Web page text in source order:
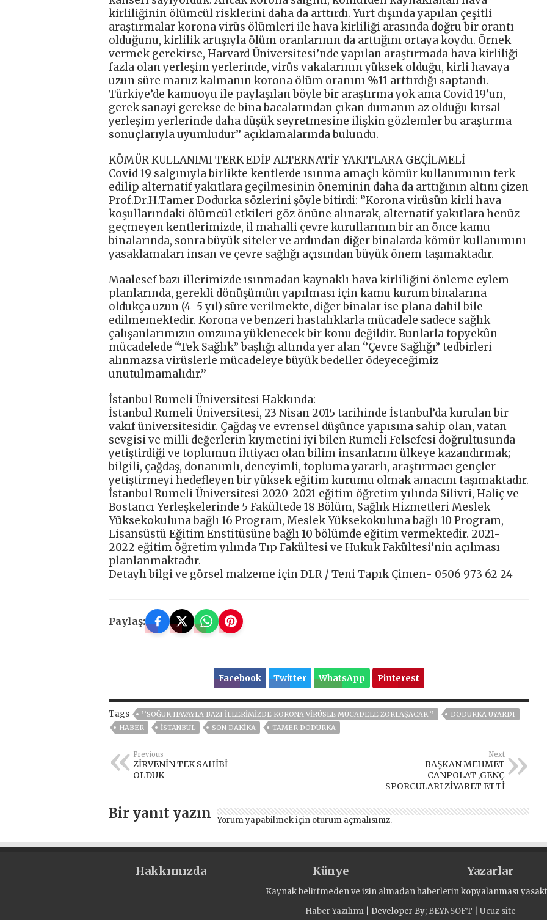
kirliliğinin ölümcül risklerini daha da arttırdı. Yurt dışında yapılan çeşitli
araştırmalar korona virüs ölümleri ile hava kirliliği arasında doğru bir orantı
olduğunu, kirlilik artışıyla ölüm oranlarının da arttığını ortaya koydu. Örnek
vermek gerekirse, Harvard Üniversitesi’nde yapılan araştırmada hava kirliliği
fazla olan yerleşim yerlerinde, virüs vakalarının yüksek olduğu, kirli havaya
uzun süre maruz kalmanın korona ölüm oranını %11 arttırdığı saptandı.
Türkiye’de kamuoyu ile paylaşılan böyle bir araştırma yok ama Covid 19’un,
gerek sanayi gerekse de bina bacalarından çıkan dumanın az olduğu kırsal
yerleşim yerlerinde daha düşük seyretmesine ilişkin gözlemler bu araştırma
sonuçlarıyla uyumludur’’ açıklamalarında bulundu.
KÖMÜR KULLANIMI TERK EDİP ALTERNATİF YAKITLARA GEÇİLMELİ
Covid 19 salgınıyla birlikte kentlerde ısınma amaçlı kömür kullanımının terk
edilip alternatif yakıtlara geçilmesinin öneminin daha da arttığının altını çizen
Prof.Dr.H.Tamer Dodurka sözlerini şöyle bitirdi: ‘’Korona virüsün kirli hava
koşullarındaki ölümcül etkileri göz önüne alınarak, alternatif yakıtlara henüz
geçmeyen kentlerimizde, il mahalli çevre kurullarının bir an önce kamu
binalarında, sonra büyük siteler ve ardından diğer binalarda kömür kullanımını
yasaklamaları insan ve çevre sağlığı açısından büyük önem taşımaktadır.
Maalesef bazı illerimizde ısınmadan kaynaklı hava kirliliğini önleme eylem
planlarında, gerekli dönüşümün yapılması için kamu kurum binalarına
oldukça uzun (4-5 yıl) süre verilmekte, diğer binalar ise plana dahil bile
edilmemektedir. Korona ve benzeri hastalıklarla mücadele sadece sağlık
çalışanlarımızın omzuna yüklenecek bir konu değildir. Bunlarla topyekûn
mücadelede “Tek Sağlık” başlığı altında yer alan ‘’Çevre Sağlığı” tedbirleri
alınmazsa virüslerle mücadeleye büyük bedeller ödeyeceğimiz
unutulmamalıdır.’’
İstanbul Rumeli Üniversitesi Hakkında:
İstanbul Rumeli Üniversitesi, 23 Nisan 2015 tarihinde İstanbul’da kurulan bir
vakıf üniversitesidir. Çağdaş ve evrensel düşünce yapısına sahip olan, vatan
sevgisi ve milli değerlerin kıymetini iyi bilen Rumeli Felsefesi doğrultusunda
yetiştirdiği ve toplumun ihtiyacı olan bilim insanlarını ülkeye kazandırmak;
bilgili, çağdaş, donanımlı, deneyimli, topluma yararlı, araştırmacı gençler
yetiştirmeyi hedefleyen bir yüksek eğitim kurumu olmak amacını taşımaktadır.
İstanbul Rumeli Üniversitesi 2020-2021 eğitim öğretim yılında Silivri, Haliç ve
Bostancı Yerleşkelerinde 5 Fakültede 18 Bölüm, Sağlık Hizmetleri Meslek
Yüksekokuluna bağlı 16 Program, Meslek Yüksekokuluna bağlı 10 Program,
Lisansüstü Eğitim Enstitüsüne bağlı 10 bölümde eğitim vermektedir. 2021-
2022 eğitim öğretim yılında Tıp Fakültesi ve Hukuk Fakültesi’nin açılması
planlanmaktadır.
Detaylı bilgi ve görsel malzeme için DLR / Teni Tapık Çimen- 0506 973 62 24
Paylaş:
Facebook Twitter WhatsApp Pinterest
Tags ’’SOĞUK HAVAYLA BAZI ILLERIMIZDE KORONA VIRÜSLE MÜCADELE ZORLAŞACAK.’’
DODURKA UYARDI
HABER
ISTANBUL SON DAKIKA TAMER DODURKA
Previous
ZİRVENİN TEK SAHİBİ
OLDUK
Next
BAŞKAN MEHMET
CANPOLAT ,GENÇ
SPORCULARI ZİYARET ETTİ
Bir yanıt yazın Yorum yapabilmek için oturum açmalısınız.
Hakkımızda Künye Yazarlar
Kaynak belirtmeden ve izin almadan haberlerin kopyalanması
Haber Yazılımı| Developer By; BEYNSOFT Ucuz site